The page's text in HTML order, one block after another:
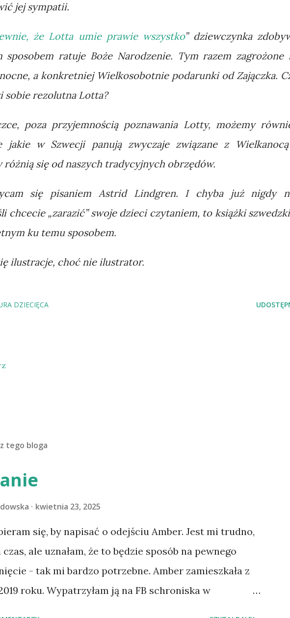
jej sympatii.
że Lotta umie prawie wszystko” dziewczynka
ratuje Boże Narodzenie. Tym razem zagrożone
a konkretniej Wielkosobotnie podarunki od Zajączka.
sobie rezolutna Lotta?
poza przyjemnością poznawania Lotty, możemy
jakie w Szwecji panują zwyczaje związane z
różnią się od naszych tradycyjnych obrzędów.
się pisaniem Astrid Lindgren. I chyba już nigdy
chcecie „zarazić” swoje dzieci czytaniem, to książki
ku temu sposobem.
ilustracje, choć nie ilustrator.
DZIECIĘCA
tego bloga
kwietnia 23, 2025
się, by napisać o odejściu Amber. Jest mi trudno,
ale uznałam, że to będzie sposób na pewnego
- tak mi bardzo potrzebne. Amber zamieszkała z
roku. Wypatrzyłam ją na FB schroniska w